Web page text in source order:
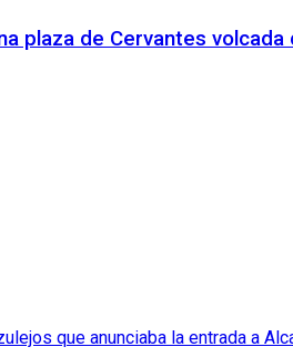
plaza de Cervantes